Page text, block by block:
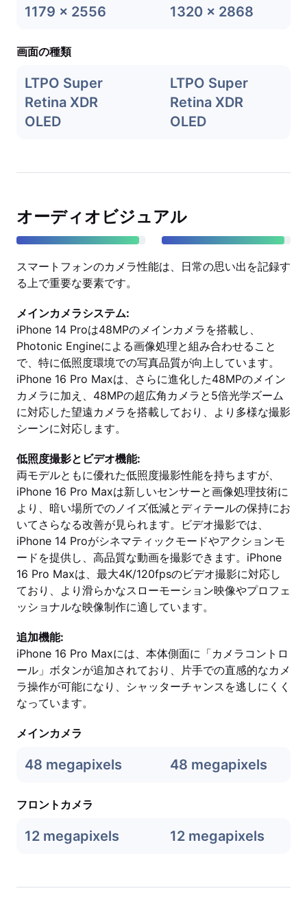
1179 x 2556 1320 x 2868
画面の種類
LTPO Super
Retina XDR
OLED
LTPO Super
Retina XDR
OLED
オーディオビジュアル
スマートフォンのカメラ性能は、日常の思い出を記録す
る上で重要な要素です。
メインカメラシステム:
iPhone 14 Proは48MPのメインカメラを搭載し、
Photonic Engineによる画像処理と組み合わせること
で、特に低照度環境での写真品質が向上しています。
iPhone 16 Pro Maxは、さらに進化した48MPのメイン
カメラに加え、48MPの超広角カメラと5倍光学ズーム
に対応した望遠カメラを搭載しており、より多様な撮影
シーンに対応します。
低照度撮影とビデオ機能:
両モデルともに優れた低照度撮影性能を持ちますが、
iPhone 16 Pro Maxは新しいセンサーと画像処理技術に
より、暗い場所でのノイズ低減とディテールの保持にお
いてさらなる改善が見られます。ビデオ撮影では、
iPhone 14 Proがシネマティックモードやアクションモ
ードを提供し、高品質な動画を撮影できます。iPhone
16 Pro Maxは、最大4K/120fpsのビデオ撮影に対応し
ており、より滑らかなスローモーション映像やプロフェ
ッショナルな映像制作に適しています。
追加機能:
iPhone 16 Pro Maxには、本体側面に「カメラコントロ
ール」ボタンが追加されており、片手での直感的なカメ
ラ操作が可能になり、シャッターチャンスを逃しにくく
なっています。
メインカメラ
48 megapixels 48 megapixels
フロントカメラ
12 megapixels 12 megapixels